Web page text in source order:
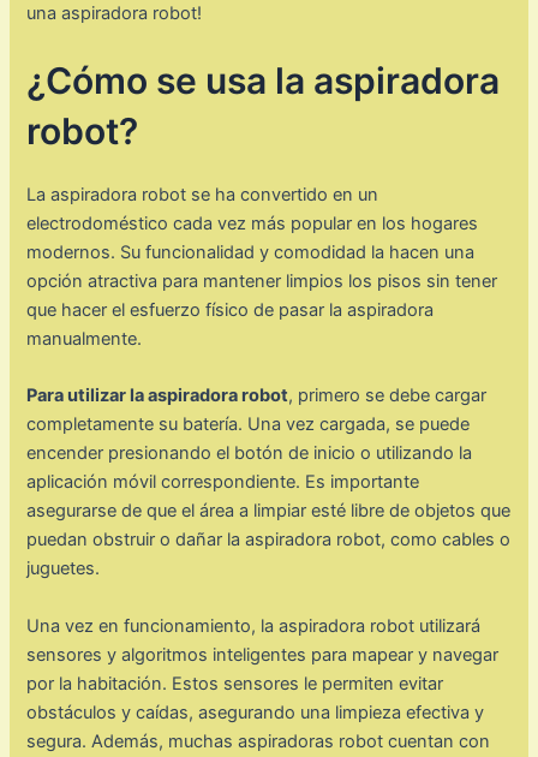
una aspiradora robot!
¿Cómo se usa la aspiradora
robot?
La aspiradora robot se ha convertido en un
electrodoméstico cada vez más popular en los hogares
modernos. Su funcionalidad y comodidad la hacen una
opción atractiva para mantener limpios los pisos sin tener
que hacer el esfuerzo físico de pasar la aspiradora
manualmente.
Para utilizar la aspiradora robot, primero se debe cargar
completamente su batería. Una vez cargada, se puede
encender presionando el botón de inicio o utilizando la
aplicación móvil correspondiente. Es importante
asegurarse de que el área a limpiar esté libre de objetos que
puedan obstruir o dañar la aspiradora robot, como cables o
juguetes.
Una vez en funcionamiento, la aspiradora robot utilizará
sensores y algoritmos inteligentes para mapear y navegar
por la habitación. Estos sensores le permiten evitar
obstáculos y caídas, asegurando una limpieza efectiva y
segura. Además, muchas aspiradoras robot cuentan con